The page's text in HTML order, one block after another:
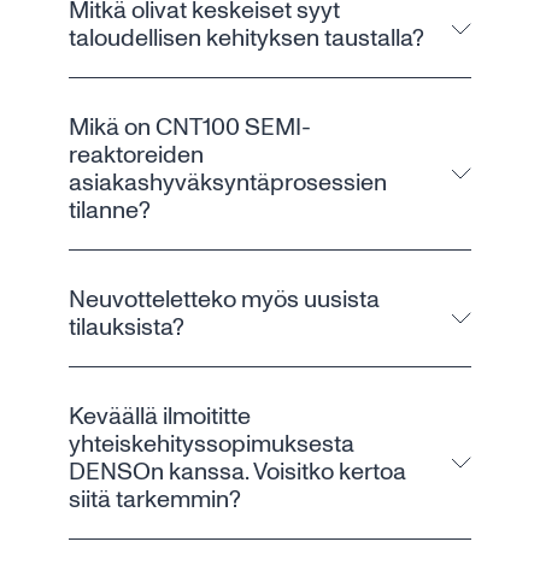
Mitkä olivat keskeiset syyt
taloudellisen kehityksen taustalla?
Mikä on CNT100 SEMI-
reaktoreiden
asiakashyväksyntäprosessien
tilanne?
Neuvotteletteko myös uusista
tilauksista?
Keväällä ilmoititte
yhteiskehityssopimuksesta
DENSOn kanssa. Voisitko kertoa
siitä tarkemmin?